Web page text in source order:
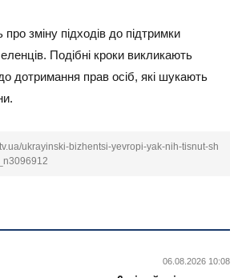
про зміну підходів до підтримки
Подібні кроки викликають
дотримання прав осіб, які шукають
ukrayinski-bizhentsi-yevropi-yak-nih-tisnut-sh
06.08.2026 10:08